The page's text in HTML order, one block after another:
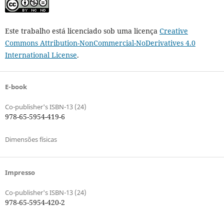
Este trabalho está licenciado sob uma licença Creative
Commons Attribution-NonCommercial-NoDerivatives 4.0
International License.
E-book
Co-publisher's ISBN-13 (24)
978-65-5954-419-6
Dimensões físicas
Impresso
Co-publisher's ISBN-13 (24)
978-65-5954-420-2